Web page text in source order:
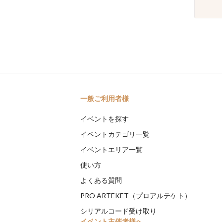
一般ご利用者様
イベントを探す
イベントカテゴリ一覧
イベントエリア一覧
使い方
よくある質問
PRO ARTEKET（プロアルテケト）
シリアルコード受け取り